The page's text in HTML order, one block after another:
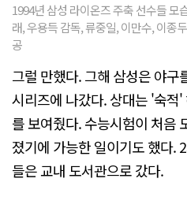
1994년 삼성 라이온즈 주축 선수들 모
래, 우용득 감독, 류중일, 이만수, 이종
공
그럴 만했다. 그해 삼성은 야구
시리즈에 나갔다. 상대는 '숙적
를 보여줬다. 수능시험이 처음
졌기에 가능한 일이기도 했다.
들은 교내 도서관으로 갔다.